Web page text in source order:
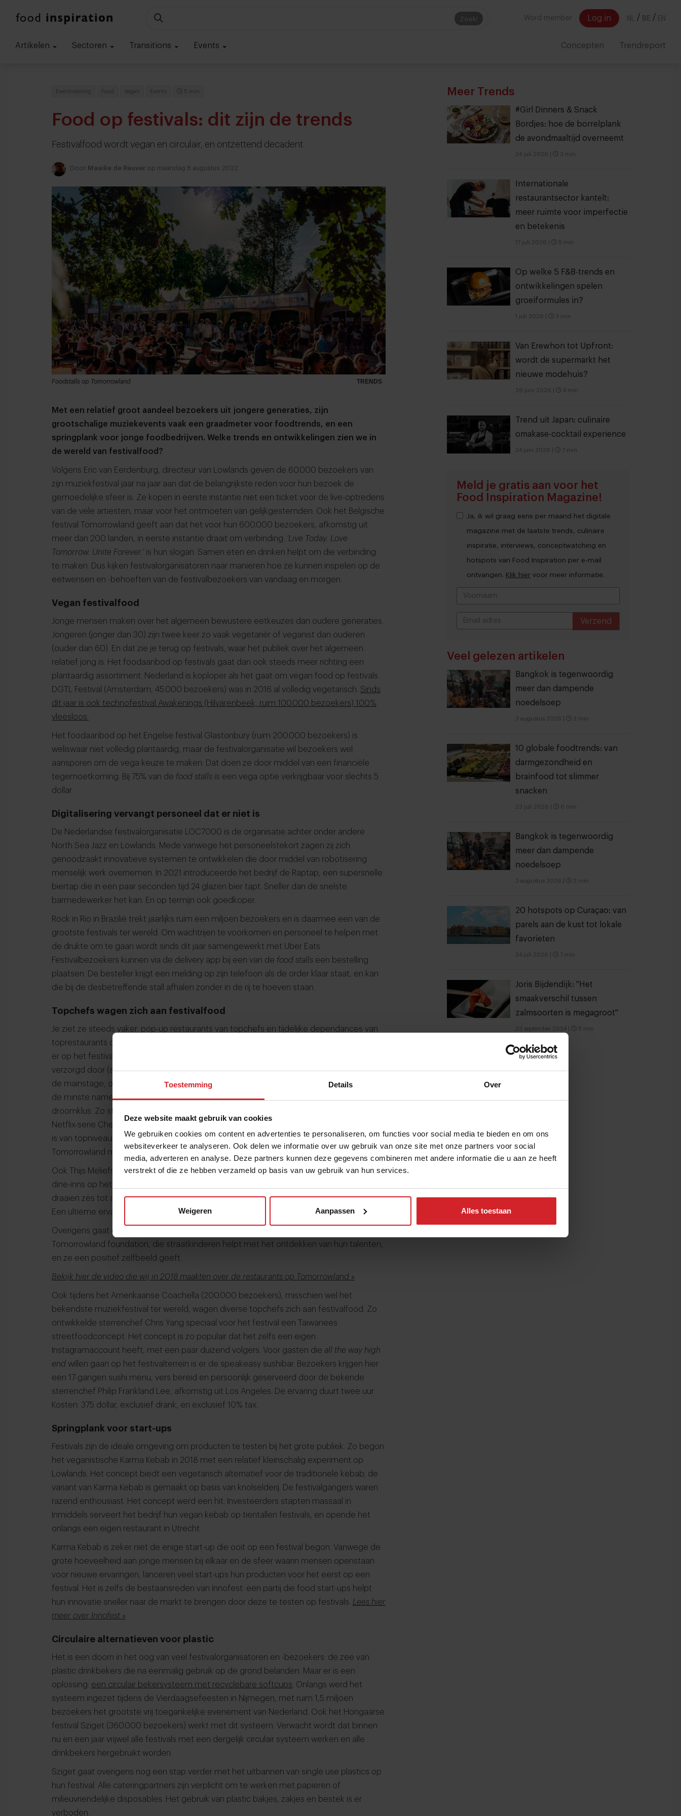
Toestemming Details Over
Deze website maakt gebruik van cookies
We gebruiken cookies om content en advertenties te personaliseren, om functies voor social media te bieden en om ons
websiteverkeer te analyseren. Ook delen we informatie over uw gebruik van onze site met onze partners voor social
media, adverteren en analyse. Deze partners kunnen deze gegevens combineren met andere informatie die u aan ze heeft
verstrekt of die ze hebben verzameld op basis van uw gebruik van hun services.
Weigeren Aanpassen Alles toestaan
Zoek! Word member Log in NL / BE / EN
Artikelen Sectoren Transitions Events Concepten Trendreport
Eventcatering Food Vegan Events 5 min
Food op festivals: dit zijn de trends
Festivalfood wordt vegan en circulair, en ontzettend decadent
Door Maaike de Reuver op maandag 8 augustus 2022
TRENDS
Foodstalls op Tomorrowland
Met een relatief groot aandeel bezoekers uit jongere generaties, zijn
grootschalige muziekevents vaak een graadmeter voor foodtrends, en een
springplank voor jonge foodbedrijven. Welke trends en ontwikkelingen zien we in
de wereld van festivalfood?
Volgens Eric van Eerdenburg, directeur van Lowlands geven de 60.000 bezoekers van
zijn muziekfestival jaar na jaar aan dat de belangrijkste reden voor hun bezoek de
gemoedelijke sfeer is. Ze kopen in eerste instantie niet een ticket voor de live-optredens
van de vele artiesten, maar voor het ontmoeten van gelijkgestemden. Ook het Belgische
festival Tomorrowland geeft aan dat het voor hun 600.000 bezoekers, afkomstig uit
meer dan 200 landen, in eerste instantie draait om verbinding.
‘Live Today. Love
Tomorrow. Unite Forever.’ is hun slogan. Samen eten en drinken helpt om die verbinding
te maken. Dus kijken festivalorganisatoren naar manieren hoe ze kunnen inspelen op de
eetwensen en -behoeften van de festivalbezoekers van vandaag en morgen.
Vegan festivalfood
Jonge mensen maken over het algemeen bewustere eetkeuzes dan oudere generaties.
Jongeren (jonger dan 30) zijn twee keer zo vaak vegetariër of veganist dan ouderen
(ouder dan 60). En dat zie je terug op festivals, waar het publiek over het algemeen
relatief jong is. Het foodaanbod op festivals gaat dan ook steeds meer richting een
plantaardig assortiment. Nederland is koploper als het gaat om vegan food op festivals.
DGTL Festival (Amsterdam, 45.000 bezoekers) was in 2016 al volledig vegetarisch. Sinds
dit jaar is ook technofestival Awakenings (Hilvarenbeek, ruim 100.000 bezoekers) 100%
vleesloos.
Het foodaanbod op het Engelse festival Glastonbury (ruim 200.000 bezoekers) is
weliswaar niet volledig plantaardig, maar de festivalorganisatie wil bezoekers wel
aansporen om de vega keuze te maken. Dat doen ze door middel van een financiële
tegemoetkoming. Bij 75% van de food stalls is een vega optie verkrijgbaar voor slechts 5
dollar.
Digitalisering vervangt personeel dat er niet is
De Nederlandse festivalorganisatie LOC7000 is de organisatie achter onder andere
North Sea Jazz en Lowlands. Mede vanwege het personeelstekort zagen zij zich
genoodzaakt innovatieve systemen te ontwikkelen die door middel van robotisering
menselijk werk overnemen. In 2021 introduceerde het bedrijf de Raptap, een supersnelle
biertap die in een paar seconden tijd 24 glazen bier tapt. Sneller dan de snelste
barmedewerker het kan. En op termijn ook goedkoper.
Rock in Rio in Brazilië trekt jaarlijks ruim een miljoen bezoekers en is daarmee een van de
grootste festivals ter wereld. Om wachtrijen te voorkomen en personeel te helpen met
de drukte om te gaan wordt sinds dit jaar samengewerkt met Uber Eats.
Festivalbezoekers kunnen via de delivery app bij een van de food stalls een bestelling
plaatsen. De besteller krijgt een melding op zijn telefoon als de order klaar staat, en kan
die bij de desbetreffende stall afhalen zonder in de rij te hoeven staan.
Topchefs wagen zich aan festivalfood
Je ziet ze steeds vaker: pop-up restaurants van topchefs en tijdelijke dependances van
toprestaurants op festivals. Onder andere Tomorrowland zet hier vol op in. Ieder jaar zijn
er op het festivalterrein zo’n vijf restaurants waar je kunt genieten van een lunch of diner
verzorgd door (sterren)chefs. Een gastronomische ervaring op topniveau, met uitzicht op
de mainstage, of met op de achtergrond de beats van je favoriete dj. Het zijn zeker niet
de minste namen die tekenen voor het menu. Sterker nog: voor veel chefs is dit een
droomklus. Zo stond dit jaar de Indiase sterrenchef Gaggan Anand (bekend van de
Netflix-serie Chef’s Table) achter de pannen in het Tomorrowland-restaurant. De kwaliteit
is van topniveau, maar de prijzen ook. Kosten voor het volledige 16-gangen
Tomorrowland menu van Arnand: 495 euro.
Ook Thijs Meliefste*, Nick Bril** en Bart de Pooter** waren eerder betrokken bij één van
dine-inns op het festival. Zo’n bekende chef trekt gasten, zo blijkt. Want de restaurants
draaien zes tot acht shifts per dag, en iedere tafel is van te voren volledig volgeboekt.
Een ultieme ervaring voor de chef en zijn/haar team, en extra omzet voor het festival.
Overigens gaat de omzet van deze restaurants voor een gedeelte naar de
Tomorrowland foundation, die straatkinderen helpt met het ontdekken van hun talenten,
en ze een positief zelfbeeld geeft.
Bekijk hier de video die wij in 2018 maakten over de restaurants op Tomorrowland »
Ook tijdens het Amerikaanse Coachella (200.000 bezoekers), misschien wel het
bekendste muziekfestival ter wereld, wagen diverse topchefs zich aan festivalfood. Zo
ontwikkelde sterrenchef Chris Yang speciaal voor het festival een Taiwanees
streetfoodconcept. Het concept is zo populair dat het zelfs een eigen
Instagramaccount heeft, met een paar duizend volgers. Voor gasten die all the way high
end willen gaan op het festivalterrein is er de speakeasy sushibar. Bezoekers krijgen hier
een 17-gangen sushi menu, vers bereid en persoonlijk geserveerd door de bekende
sterrenchef Philip Frankland Lee, afkomstig uit Los Angeles. De ervaring duurt twee uur.
Kosten: 375 dollar, exclusief drank, en exclusief 10% tax.
Springplank voor start-ups
Festivals zijn de ideale omgeving om producten te testen bij het grote publiek. Zo begon
het veganistische Karma Kebab in 2018 met een relatief kleinschalig experiment op
Lowlands. Het concept biedt een vegetarisch alternatief voor de traditionele kebab; de
variant van Karma Kebab is gemaakt op basis van knolselderij. De festivalgangers waren
razend enthousiast. Het concept werd een hit. Investeerders stapten massaal in.
Inmiddels serveert het bedrijf hun vegan kebab op tientallen festivals, en opende het
onlangs een eigen restaurant in Utrecht.
Karma Kebab is zeker niet de enige start-up die ooit op een festival begon. Vanwege de
grote hoeveelheid aan jonge mensen bij elkaar en de sfeer waarin mensen openstaan
voor nieuwe ervaringen, lanceren veel start-ups hun producten voor het eerst op een
festival. Het is zelfs de bestaansreden van Innofest: een partij die food start-ups helpt
hun innovatie sneller naar de markt te brengen door deze te testen op festivals. Lees hier
meer over Innofest »
Circulaire alternatieven voor plastic
Het is een doorn in het oog van veel festivalorganisatoren en -bezoekers: de zee van
plastic drinkbekers die na eenmalig gebruik op de grond belanden. Maar er is een
oplossing: een circulair bekersysteem met recyclebare softcups . Onlangs werd het
systeem ingezet tijdens de Vierdaagsefeesten in Nijmegen, met ruim 1,5 miljoen
bezoekers het grootste vrij toegankelijke evenement van Nederland. Ook het Hongaarse
festival Sziget (360.000 bezoekers) werkt met dit systeem. Verwacht wordt dat binnen
nu en een jaar vrijwel alle festivals met een dergelijk circulair systeem werken en alle
drinkbekers hergebruikt worden.
Sziget gaat overigens nog een stap verder met het uitbannen van single use plastics op
hun festival. Alle cateringpartners zijn verplicht om te werken met papieren of
milieuvriendelijke disposables. Het gebruik van plastic bakjes, zakjes en bestek is er
verboden.
Meer Trends
#Girl Dinners & Snack
Bordjes: hoe de borrelplank
de avondmaaltijd overneemt
24 juli 2026 3 min
Internationale
restaurantsector kantelt:
meer ruimte voor imperfectie
en betekenis
17 juli 2026 5 min
Op welke 5 F&B-trends en
ontwikkelingen spelen
groeiformules in?
1 juli 2026 3 min
Van Erewhon tot Upfront:
wordt de supermarkt het
nieuwe modehuis?
26 juni 2026 4 min
Trend uit Japan: culinaire
omakase-cocktail experience
24 juni 2026 7 min
Meld je gratis aan voor het
Food Inspiration Magazine!
Ja, ik wil graag eens per maand het digitale
magazine met de laatste trends, culinaire
inspiratie, interviews, conceptwatching en
hotspots van Food Inspiration per e-mail
ontvangen. Klik hier voor meer informatie.
Verzend
Veel gelezen artikelen
Bangkok is tegenwoordig
meer dan dampende
noedelsoep
3 augustus 2026 3 min
10 globale foodtrends: van
darmgezondheid en
brainfood tot slimmer
snacken
23 juli 2026 6 min
Bangkok is tegenwoordig
meer dan dampende
noedelsoep
3 augustus 2026 3 min
20 hotspots op Curaçao: van
parels aan de kust tot lokale
favorieten
24 juli 2026 7 min
Joris Bijdendijk: "Het
smaakverschil tussen
zalmsoorten is megagroot"
23 september 2024 5 min